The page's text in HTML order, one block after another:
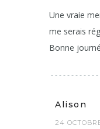
Une vraie
me serais
Bonne
Alison
24